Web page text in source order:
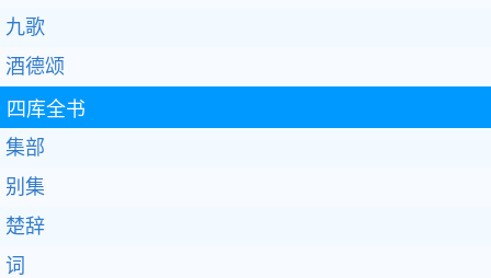
九歌
酒德颂
四库全书
集部
别集
楚辞
词